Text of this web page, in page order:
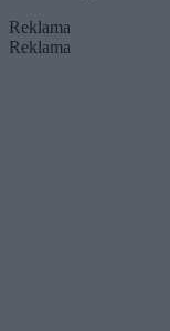
Reklama
Reklama